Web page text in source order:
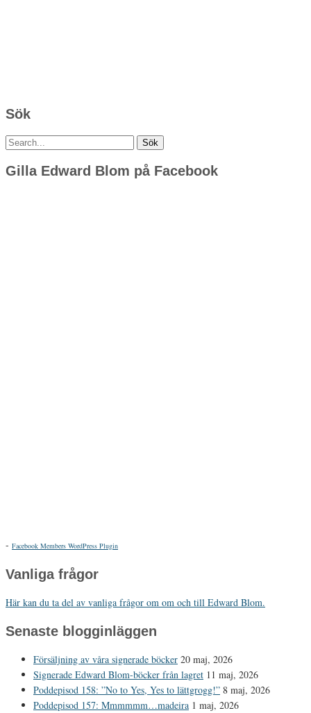
Sök
Sök
Gilla Edward Blom på Facebook
- Facebook Members WordPress Plugin
Vanliga frågor
Här kan du ta del av vanliga frågor om om och till Edward Blom.
Senaste blogginläggen
Försäljning av våra signerade böcker 20 maj, 2026
Signerade Edward Blom-böcker från lagret 11 maj, 2026
Poddepisod 158: ”No to Yes, Yes to lättgrogg!” 8 maj, 2026
Poddepisod 157: Mmmmmm…madeira 1 maj, 2026